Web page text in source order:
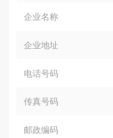
企业名称
企业地址
电话号码
传真号码
邮政编码